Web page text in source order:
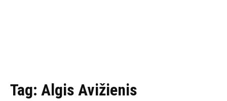
Tag: Algis Avižienis